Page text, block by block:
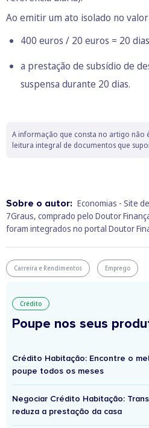
Ao emitir um ato isolado no
400 euros / 20 euros = 20
a prestação de subsídio de
suspensa durante 20 dias.
A informação que consta no artigo não
leitura integral de documentos que
Sobre o autor: Economias - Site
7Graus, comprado pelo Doutor
foram integrados no portal Doutor
Carreira e Rendimentos Emprego
Crédito
Poupe nos seus
Crédito Habitação: Encontre o
poupe todos os meses
Negociar Crédito Habitação:
reduza a prestação da casa